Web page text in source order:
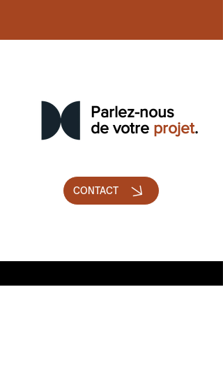
Parlez-nous
de votre projet.
CONTACT